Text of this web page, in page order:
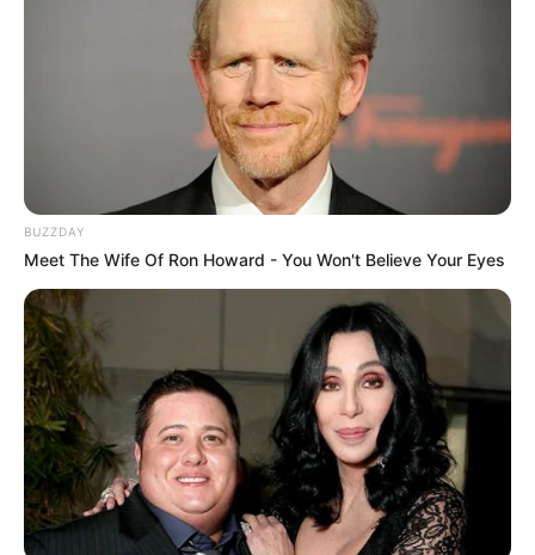
BUZZDAY
Meet The Wife Of Ron Howard - You Won't Believe Your Eyes